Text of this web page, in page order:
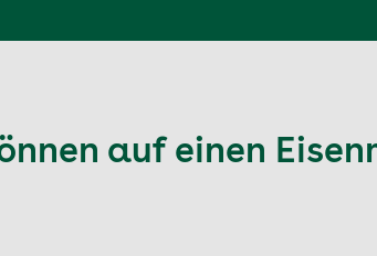
auf einen